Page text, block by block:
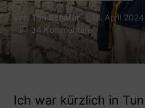
von Tim Schäfer 18. April 2024
34 Kommentare
Ich war kürzlich in